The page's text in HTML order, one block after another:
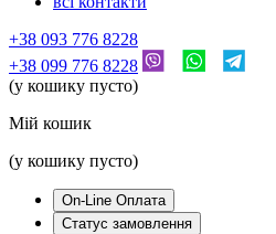
+38 093 776 8228
+38 099 776 8228
(у кошику пусто)
Мій кошик
(у кошику пусто)
On-Line Оплата
Статус замовлення